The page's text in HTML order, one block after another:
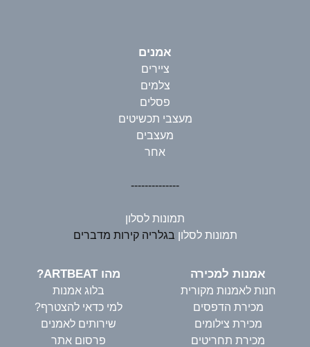
אמנים
ציירים
צלמים
פסלים
מעצבי תכשיטים
מעצבים
אחר
--------------
תמונות לסלון
תמונות לסלון בגלריה קירות מדברים
אמנות למכירה
חנות לאמנות מקורית
מכירת הדפסים
מכירת צילומים
מכירת תחריטים
מהו ARTBEAT?
בלוג אמנות
למי כדאי להצטרף?
שירותים לאמנים
פרסום אתר